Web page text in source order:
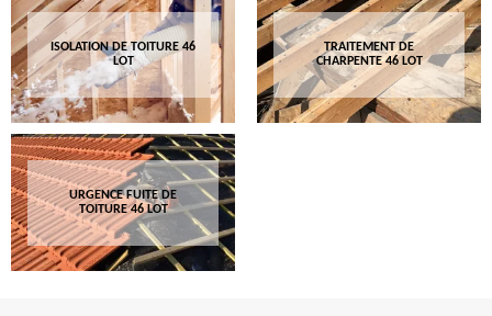
ISOLATION DE TOITURE 46
LOT
TRAITEMENT DE
CHARPENTE 46 LOT
URGENCE FUITE DE
TOITURE 46 LOT